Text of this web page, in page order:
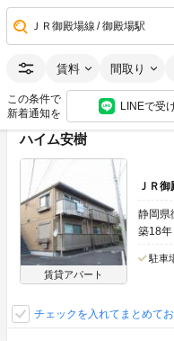
ＪＲ御殿場線 御殿場駅
賃料 間取り
この条件で
新着通知を
LINEで受
画像：17枚
3DK
フリ
空室
ハイム安樹
賃貸アパート
ＪＲ
静岡県
築18年
駐車
チェックを入れてまとめて